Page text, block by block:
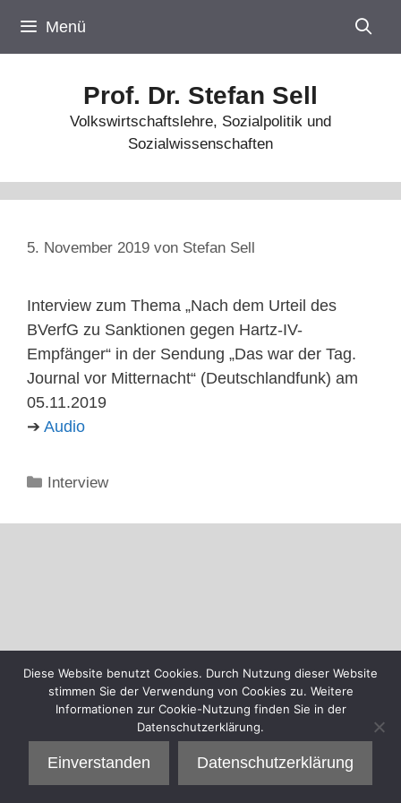
Inhalt
springen
Menü
Prof. Dr. Stefan Sell
Volkswirtschaftslehre, Sozialpolitik und
Sozialwissenschaften
5. November 2019 von Stefan Sell
Interview zum Thema „Nach dem Urteil des
BVerfG zu Sanktionen gegen Hartz-IV-
Empfänger“ in der Sendung „Das war der Tag.
Journal vor Mitternacht“ (Deutschlandfunk) am
05.11.2019
➔ Audio
Kategorien
Interview
Diese Website benutzt Cookies. Durch Nutzung dieser Website
stimmen Sie der Verwendung von Cookies zu. Weitere
Informationen zur Cookie-Nutzung finden Sie in der
Datenschutzerklärung.
Einverstanden Datenschutzerklärung